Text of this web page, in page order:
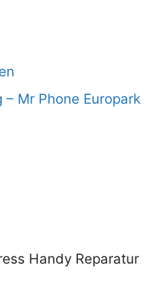
Mr Phone Europark
Handy Reparatur